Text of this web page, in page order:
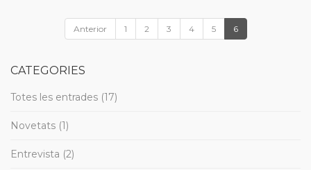
Anterior 1 2 3 4 5 6
CATEGORIES
Totes les entrades (17)
Novetats (1)
Entrevista (2)